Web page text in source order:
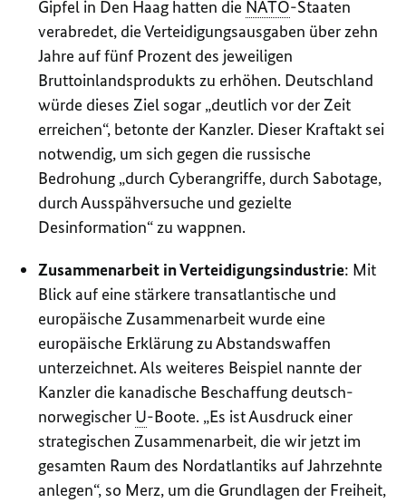
Gipfel in Den Haag hatten die NATO-Staaten
verabredet, die Verteidigungsausgaben über zehn
Jahre auf fünf Prozent des jeweiligen
Bruttoinlandsprodukts zu erhöhen. Deutschland
würde dieses Ziel sogar „deutlich vor der Zeit
erreichen“, betonte der Kanzler. Dieser Kraftakt sei
notwendig, um sich gegen die russische
Bedrohung „durch Cyberangriffe, durch Sabotage,
durch Ausspähversuche und gezielte
Desinformation“ zu wappnen.
Zusammenarbeit in Verteidigungsindustrie: Mit
Blick auf eine stärkere transatlantische und
europäische Zusammenarbeit wurde eine
europäische Erklärung zu Abstandswaffen
unterzeichnet. Als weiteres Beispiel nannte der
Kanzler die kanadische Beschaffung deutsch-
norwegischer U-Boote. „Es ist Ausdruck einer
strategischen Zusammenarbeit, die wir jetzt im
gesamten Raum des Nordatlantiks auf Jahrzehnte
anlegen“, so Merz, um die Grundlagen der Freiheit,